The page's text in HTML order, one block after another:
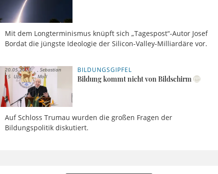
Mit dem Longterminismus knüpft sich „Tagespost“-Autor Josef
Bordat die jüngste Ideologie der Silicon-Valley-Milliardäre vor.
BILDUNGSGIPFEL
Bildung kommt nicht von Bildschirm
Auf Schloss Trumau wurden die großen Fragen der
Bildungspolitik diskutiert.
20.05.2023,
15 Uhr
Sebastian
Moll